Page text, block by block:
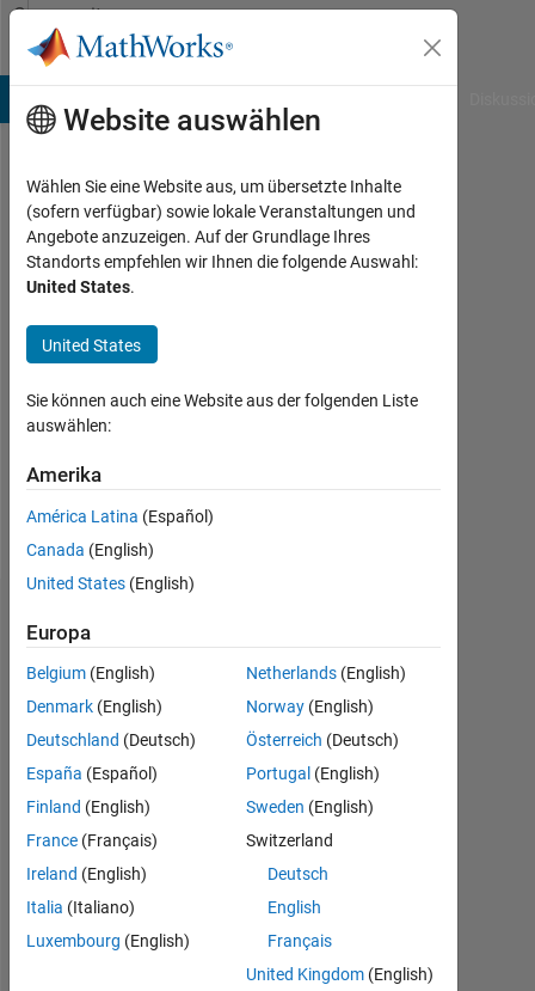
Weiter zum Inhalt
Community
Profile
Naz
Aktiv
seit
2018
Followers:
Following:
Follow
Please
login
endorse
this
person
a
skill
Website auswählen
Wählen Sie eine Website aus, um übersetzte Inhalte
(sofern verfügbar) sowie lokale Veranstaltungen und
Angebote anzuzeigen. Auf der Grundlage Ihres
Standorts empfehlen wir Ihnen die folgende Auswahl:
United States.
United States
Sie können auch eine Website aus der folgenden Liste
auswählen:
Amerika
América Latina (Español)
Canada (English)
United States (English)
Europa
Belgium (English)
Denmark (English)
Deutschland (Deutsch)
España (Español)
Finland (English)
France (Français)
Ireland (English)
Italia (Italiano)
Luxembourg (English)
Netherlands (English)
Norway (English)
Österreich (Deutsch)
Portugal (English)
Sweden (English)
Switzerland
Deutsch
English
Français
United Kingdom (English)